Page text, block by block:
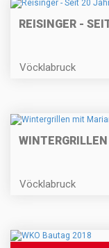
REISINGER -
Vöcklabruck
Vöcklabruck